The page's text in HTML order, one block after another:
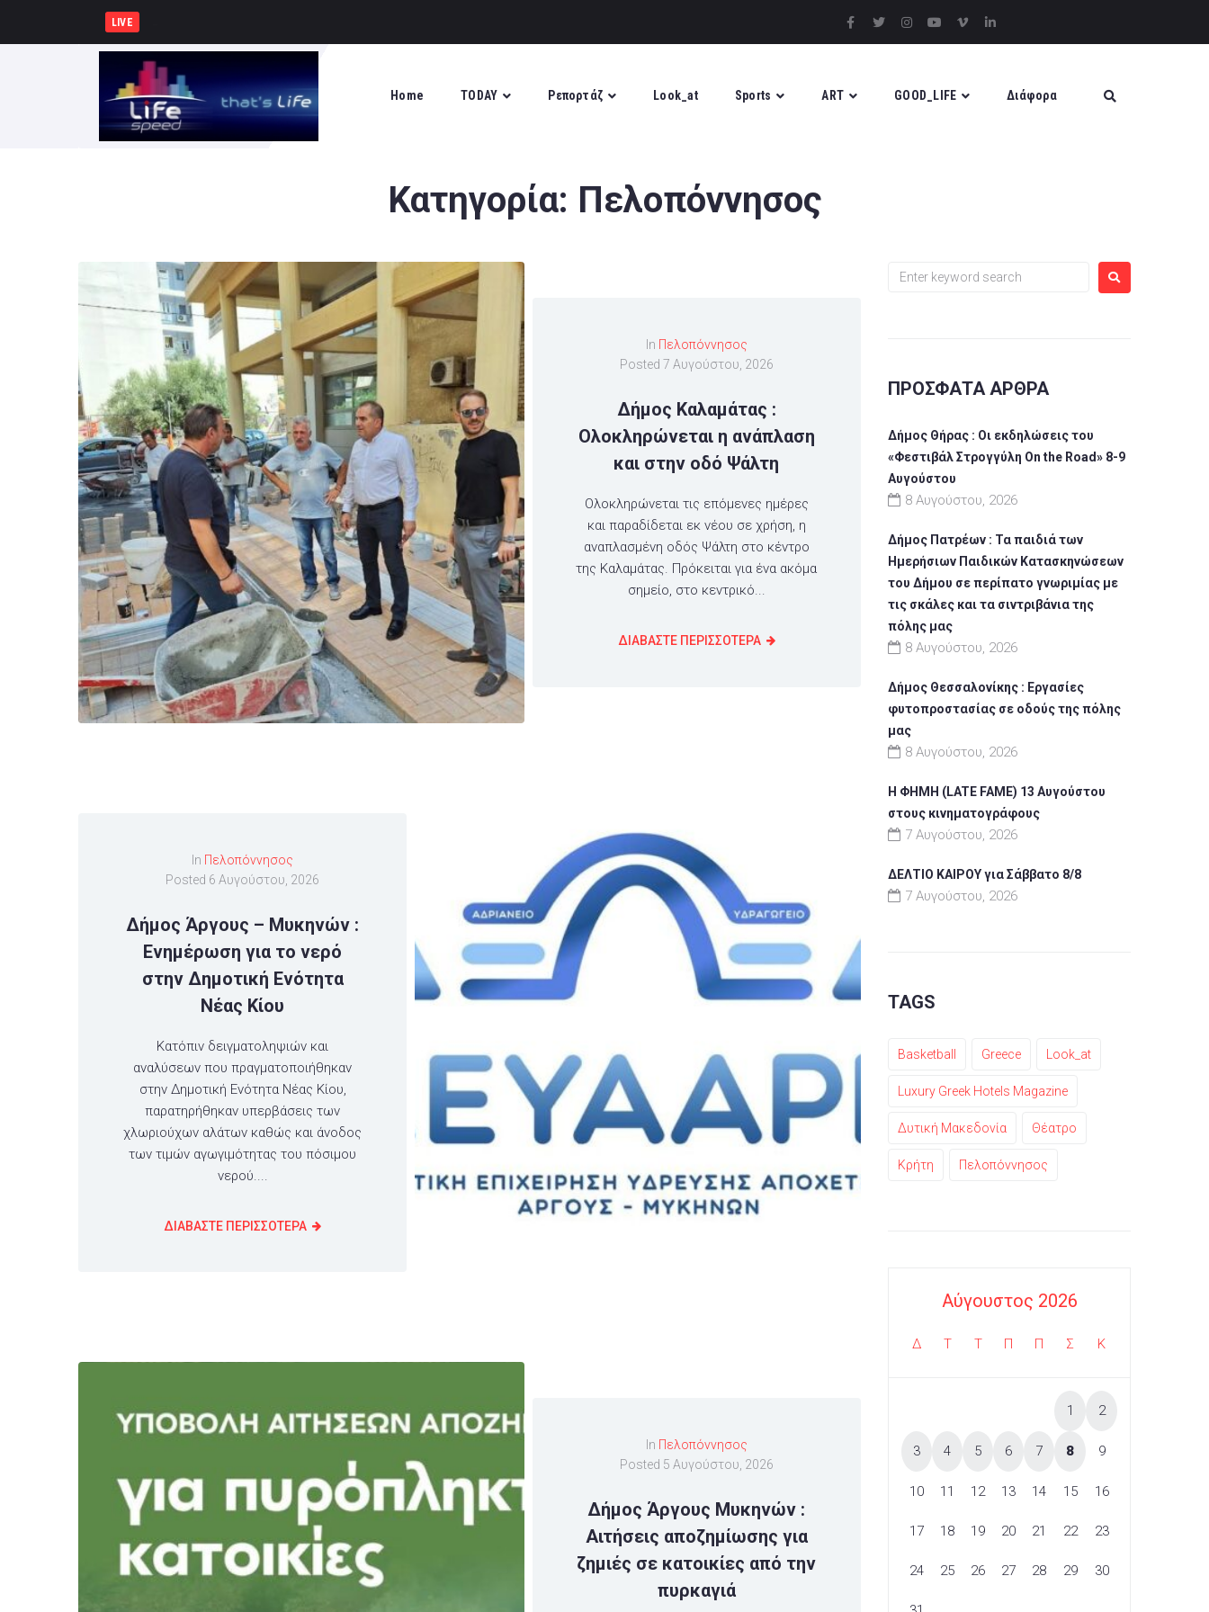
LIVE
Home TODAY Ρεπορτάζ Look_at Sports ART GOOD_LIFE Διάφορα
Κατηγορία: Πελοπόννησος
In Πελοπόννησος
Posted 7 Αυγούστου, 2026
Δήμος Καλαμάτας :
Ολοκληρώνεται η ανάπλαση
και στην οδό Ψάλτη
Ολοκληρώνεται τις επόμενες ημέρες
και παραδίδεται εκ νέου σε χρήση, η
αναπλασμένη οδός Ψάλτη στο κέντρο
της Καλαμάτας. Πρόκειται για ένα ακόμα
σημείο, στο κεντρικό...
ΔΙΑΒΑΣΤΕ ΠΕΡΙΣΣΟΤΕΡΑ
In Πελοπόννησος
Posted 6 Αυγούστου, 2026
Δήμος Άργους – Μυκηνών :
Ενημέρωση για το νερό
στην Δημοτική Ενότητα
Νέας Κίου
Κατόπιν δειγματοληψιών και
αναλύσεων που πραγματοποιήθηκαν
στην Δημοτική Ενότητα Νέας Κίου,
παρατηρήθηκαν υπερβάσεις των
χλωριούχων αλάτων καθώς και άνοδος
των τιμών αγωγιμότητας του πόσιμου
νερού....
ΔΙΑΒΑΣΤΕ ΠΕΡΙΣΣΟΤΕΡΑ
In Πελοπόννησος
Posted 5 Αυγούστου, 2026
Δήμος Άργους Μυκηνών :
Αιτήσεις αποζημίωσης για
ζημιές σε κατοικίες από την
πυρκαγιά
ΠΡΌΣΦΑΤΑ ΆΡΘΡΑ
Δήμος Θήρας : Οι εκδηλώσεις του
«Φεστιβάλ Στρογγύλη On the Road» 8-9
Αυγούστου
8 Αυγούστου, 2026
Δήμος Πατρέων : Τα παιδιά των
Ημερήσιων Παιδικών Κατασκηνώσεων
του Δήμου σε περίπατο γνωριμίας με
τις σκάλες και τα σιντριβάνια της
πόλης μας
8 Αυγούστου, 2026
Δήμος Θεσσαλονίκης : Εργασίες
φυτοπροστασίας σε οδούς της πόλης
μας
8 Αυγούστου, 2026
Η ΦΗΜΗ (LATE FAME) 13 Αυγούστου
στους κινηματογράφους
7 Αυγούστου, 2026
ΔΕΛΤΙΟ ΚΑΙΡΟΥ για Σάββατο 8/8
7 Αυγούστου, 2026
TAGS
Basketball Greece Look_at
Luxury Greek Hotels Magazine
Δυτική Μακεδονία Θέατρο
Κρήτη Πελοπόννησος
Αύγουστος 2026
Δ Τ Τ Π Π Σ Κ
1 2
3 4 5 6 7 8 9
10 11 12 13 14 15 16
17 18 19 20 21 22 23
24 25 26 27 28 29 30